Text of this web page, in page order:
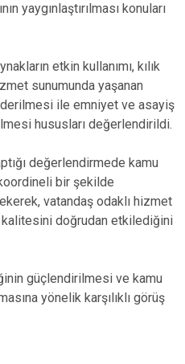
yaygınlaştırılması konuları
etkin kullanımı, kılık
sunumunda yaşanan
ile emniyet ve asayiş
hususları değerlendirildi.
değerlendirmede kamu
bir şekilde
vatandaş odaklı hizmet
kalitesini doğrudan etkilediğini
güçlendirilmesi ve kamu
yönelik karşılıklı görüş